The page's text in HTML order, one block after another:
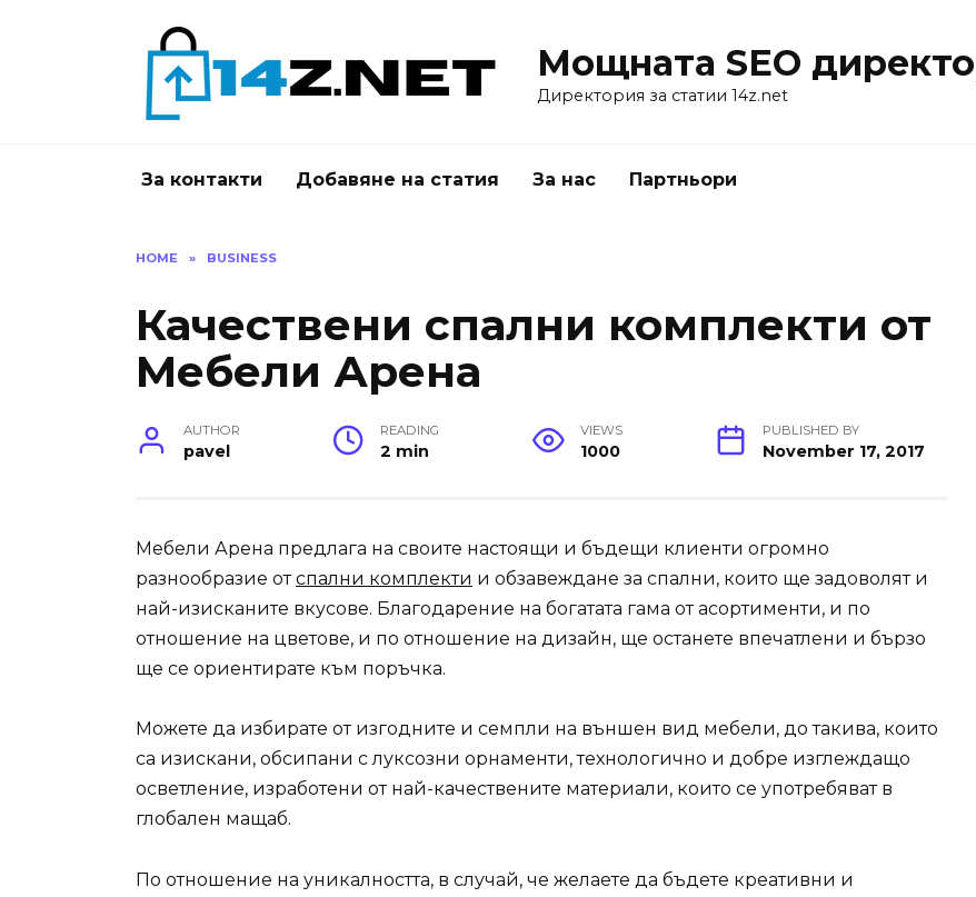
Мощната SEO
Директория за статии 14z.net
За контакти Добавяне на статия За нас Партньори
HOME » BUSINESS
Качествени спални комплекти от
Мебели Арена
AUTHOR
pavel
READING
2 min
VIEWS
1000
PUBLISHED BY
November 17, 2017
Мебели Арена предлага на своите настоящи и бъдещи клиенти огромно
разнообразие отспални комплекти и обзавеждане за спални, които ще задоволят и
най-изисканите вкусове. Благодарение на богатата гама от асортименти, и по
отношение на цветове, и по отношение на дизайн, ще останете впечатлени и бързо
ще се ориентирате към поръчка.
Можете да избирате от изгодните и семпли на външен вид мебели, до такива, които
са изискани, обсипани с луксозни орнаменти, технологично и добре изглеждащо
осветление, изработени от най-качествените материали, които се употребяват в
глобален мащаб.
По отношение на уникалността, в случай, че желаете да бъдете креативни и